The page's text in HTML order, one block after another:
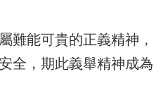
難能可貴的正義精神，
全，期此義舉精神成為